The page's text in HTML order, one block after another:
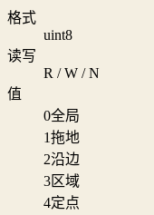
格式
uint8
读写
R / W / N
值
0全局
1拖地
2沿边
3区域
4定点